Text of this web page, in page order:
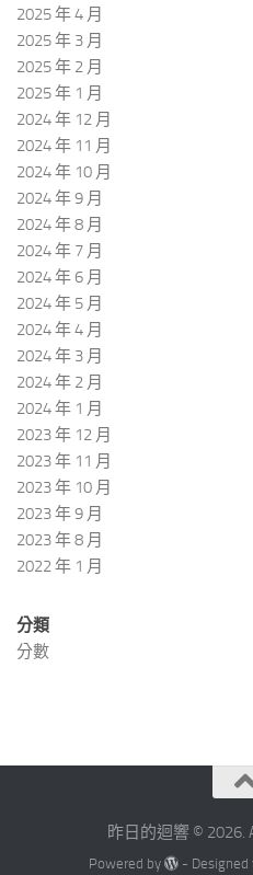
2025 年 4 月
2025 年 3 月
2025 年 2 月
2025 年 1 月
2024 年 12 月
2024 年 11 月
2024 年 10 月
2024 年 9 月
2024 年 8 月
2024 年 7 月
2024 年 6 月
2024 年 5 月
2024 年 4 月
2024 年 3 月
2024 年 2 月
2024 年 1 月
2023 年 12 月
2023 年 11 月
2023 年 10 月
2023 年 9 月
2023 年 8 月
2022 年 1 月
分類
分數
昨日的迴響 © 2026.
Powered by -